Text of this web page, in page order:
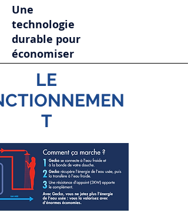
Une
technologie
durable pour
économiser
de l’eau et
de l’énergie.
LE
T